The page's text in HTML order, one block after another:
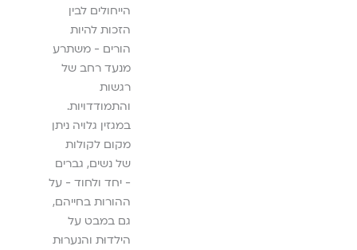
הייחולים לבין
הזכות להיות
הורים - משתרע
מנעד רחב של
רגשות
והתמודדויות.
במגזין גלויה ניתן
מקום לקולות
של נשים, גברים
- יחד ולחוד - על
ההורות בחייהם,
גם במבט על
הילדוּת והנערוּת